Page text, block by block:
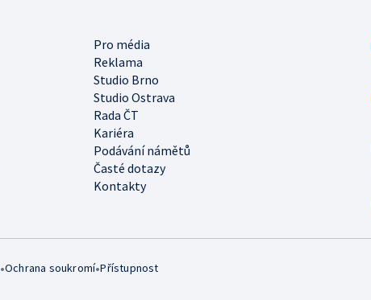
Pro média
Reklama
Studio Brno
Studio Ostrava
Rada ČT
Kariéra
Podávání námětů
Časté dotazy
Kontakty
•Ochrana soukromí•Přístupnost